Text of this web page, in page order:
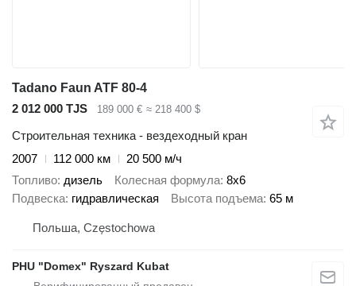
Tadano Faun ATF 80-4
2 012 000 TJS
189 000 € ≈ 218 400 $
Строительная техника - вездеходный кран
2007
112 000 км
20 500 м/ч
Топливо дизель Колесная формула 8x6
Подвеска гидравлическая Высота подъема 65 м
Польша, Częstochowa
PHU "Domex" Ryszard Kubat